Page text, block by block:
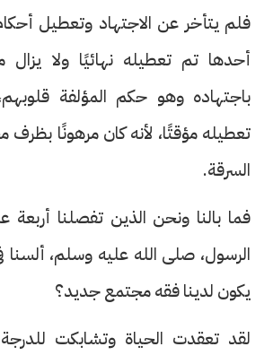
فلم يتأخر عن الاجتهاد وتعطيل
أحدها تم تعطيله نهائيًا ولا يزال
باجتهاده وهو حكم المؤلفة
تعطيله مؤقتًا، لأنه كان مرهونًا
السرقة.
فما بالنا ونحن الذين تفصلنا
الرسول، صلى الله عليه وسلم، ألسنا
يكون لدينا فقه مجتمع جديد؟
لقد تعقدت الحياة وتشابكت